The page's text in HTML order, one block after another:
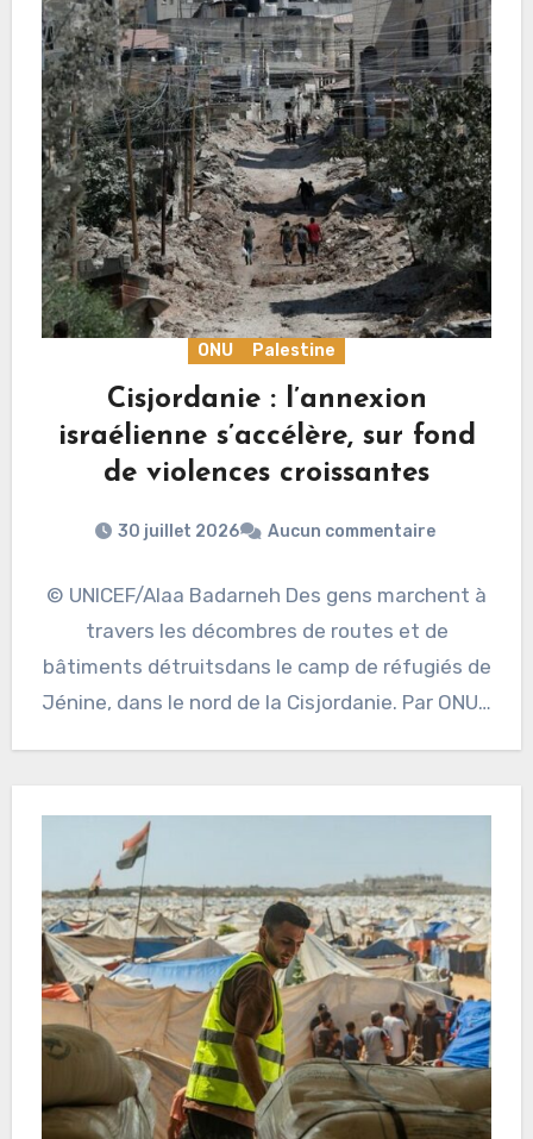
ONU Palestine
Cisjordanie : l’annexion
israélienne s’accélère, sur fond
de violences croissantes
30 juillet 2026 Aucun commentaire
© UNICEF/Alaa Badarneh Des gens marchent à
travers les décombres de routes et de
bâtiments détruitsdans le camp de réfugiés de
Jénine, dans le nord de la Cisjordanie. Par ONU…